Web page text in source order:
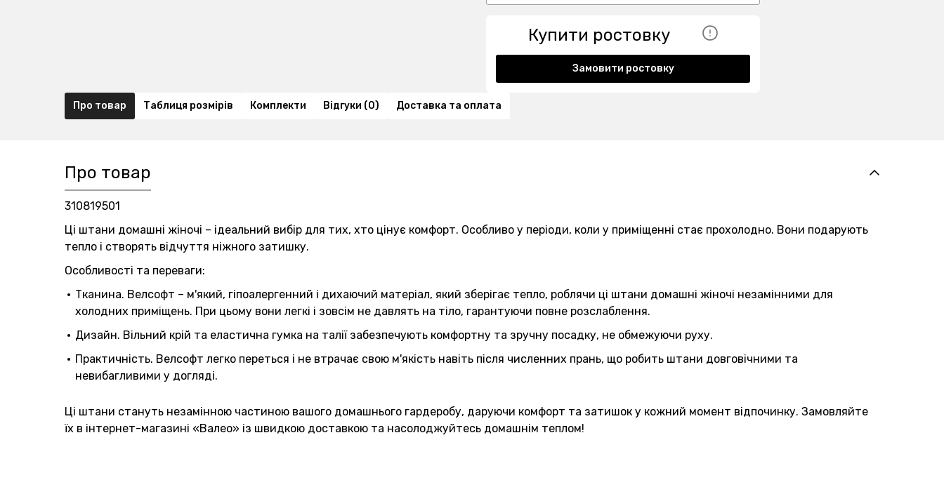
Купити ростовку
Замовити ростовку
Про товар Таблиця розмірів Комплекти Відгуки (0) Доставка та оплата
Про товар
310819501
Ці штани домашні жіночі – ідеальний вибір для тих, хто цінує комфорт. Особливо у періоди, коли у приміщенні стає прохолодно. Вони подарують
тепло і створять відчуття ніжного затишку.
Особливості та переваги:
Тканина. Велсофт – м'який, гіпоалергенний і дихаючий матеріал, який зберігає тепло, роблячи ці штани домашні жіночі незамінними для
холодних приміщень. При цьому вони легкі і зовсім не давлять на тіло, гарантуючи повне розслаблення.
Дизайн. Вільний крій та еластична гумка на талії забезпечують комфортну та зручну посадку, не обмежуючи руху.
Практичність. Велсофт легко переться і не втрачає свою м'якість навіть після численних прань, що робить штани довговічними та
невибагливими у догляді.
Ці штани стануть незамінною частиною вашого домашнього гардеробу, даруючи комфорт та затишок у кожний момент відпочинку. Замовляйте
їх в інтернет-магазині «Валео» із швидкою доставкою та насолоджуйтесь домашнім теплом!